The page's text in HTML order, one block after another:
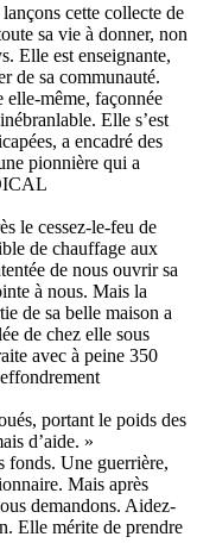
cette collecte de
sa vie à donner, non
Elle est enseignante,
de sa communauté.
elle-même, façonnée
Elle s’est
a encadré des
pionnière qui a
le cessez-le-feu de
de chauffage aux
de nous ouvrir sa
à nous. Mais la
de sa belle maison a
de chez elle sous
avec à peine 350
portant le poids des
d’aide. »
fonds. Une guerrière,
Mais après
demandons. Aidez-
Elle mérite de prendre